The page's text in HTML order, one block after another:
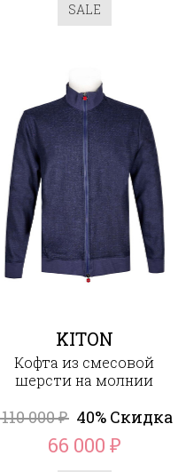
SALE
KITON
Кофта из смесовой
шерсти на молнии
110 000₽ 40% Скидка
66 000 ₽